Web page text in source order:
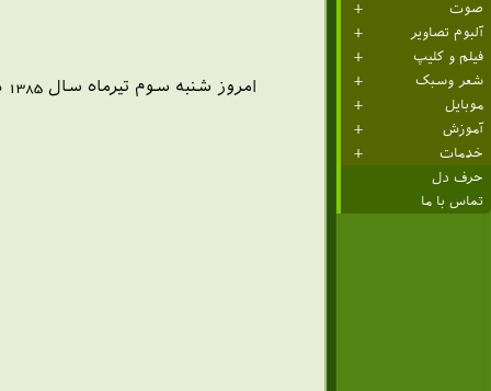
صوت
آلبوم تصاویر
فیلم و کلیپ
شعر وسبک
موبایل
آموزش
خدمات
حرف دل
تماس با ما